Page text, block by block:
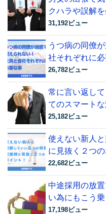
クハラや誤解
31,192ビュー
うつ病の同僚
社それぞれに
26,782ビュー
常に言い返し
てのスマート
25,182ビュー
使えない新人
に見抜く２つの
22,682ビュー
中途採用の放
い為にもこう乗
17,198ビュー